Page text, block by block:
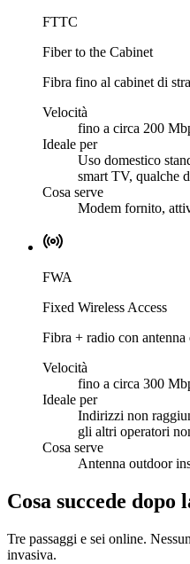
FTTC
Fiber to the Cabinet
Fibra fino al cabinet di
Velocità
fino a circa 200
Ideale per
Uso domestico
smart TV, qualche
Cosa serve
Modem fornito,
FWA
Fixed Wireless Access
Fibra + radio con
Velocità
fino a circa 300
Ideale per
Indirizzi non
gli altri operatori
Cosa serve
Antenna outdoor
Cosa succede dopo
Tre passaggi e sei online.
invasiva.